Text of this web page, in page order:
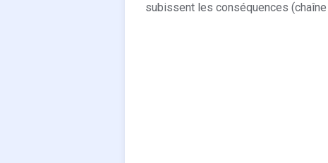
subissent les conséquences (chaîne